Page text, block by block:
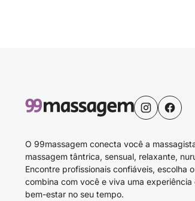
O 99massagem conecta você a
massagem tântrica, sensual, relaxante,
Encontre profissionais confiáveis, escolha
combina com você e viva uma
bem-estar no seu tempo.